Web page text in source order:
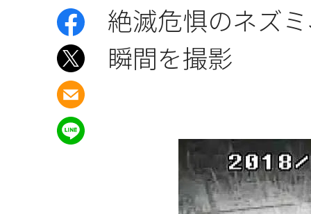
絶滅危惧のネズ
瞬間を撮影